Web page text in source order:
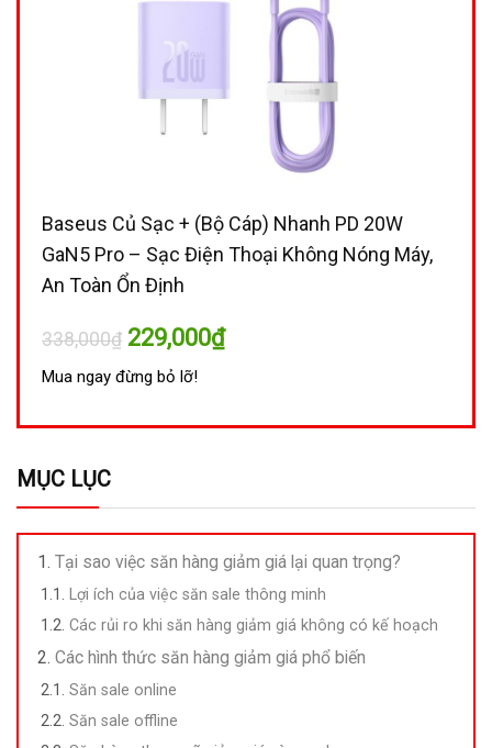
Baseus Củ Sạc + (Bộ Cáp) Nhanh PD 20W
GaN5 Pro – Sạc Điện Thoại Không Nóng Máy,
An Toàn Ổn Định
338,000₫ Giá
gốc
là:
229,000₫Giá
hiện
Mua ngay đừng bỏ lỡ!
MỤC LỤC
Tại sao việc săn hàng giảm giá lại quan trọng?
Lợi ích của việc săn sale thông minh
Các rủi ro khi săn hàng giảm giá không có kế hoạch
Các hình thức săn hàng giảm giá phổ biến
Săn sale online
Săn sale offline